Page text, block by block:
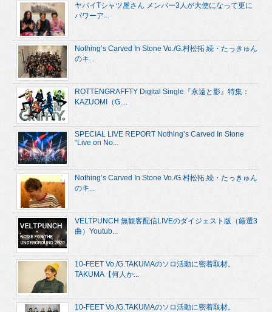
ヤバイTシャツ屋さん メンバー3人が大使になって更に
パワーア...
Nothing’s Carved In Stone Vo./G.村松拓 続・たっきゅん
のキ...
ROTTENGRAFFTY Digital Single『永遠と影』特集：
KAZUOMI（G....
SPECIAL LIVE REPORT Nothing’s Carved In Stone
“Live on No...
Nothing’s Carved In Stone Vo./G.村松拓 続・たっきゅん
のキ...
VELTPUNCH 無観客配信LIVEのダイジェスト版（厳選3
曲）Youtub...
10-FEET Vo./G.TAKUMAのソロ活動に密着取材。
TAKUMA【何人か...
10-FEET Vo./G.TAKUMAのソロ活動に密着取材。